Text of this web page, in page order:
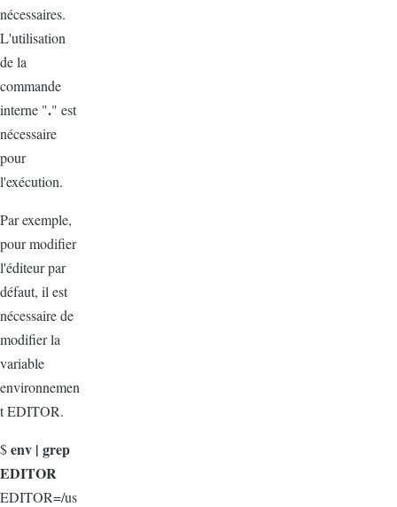
nécessaires.
L'utilisation
de la
commande
interne "." est
nécessaire
pour
l'exécution.
Par exemple,
pour modifier
l'éditeur par
défaut, il est
nécessaire de
modifier la
variable
environnemen
t EDITOR.
$env | grep
EDITOR
EDITOR=/us